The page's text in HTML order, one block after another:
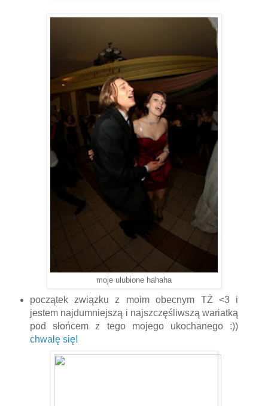
moje ulubione hahaha
początek związku z moim obecnym TŻ <3 i
jestem najdumniejszą i najszczęśliwszą wariatką
pod słońcem z tego mojego ukochanego :))
chwalę się!